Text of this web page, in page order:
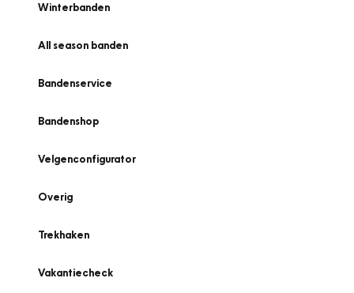
Winterbanden
All season banden
Bandenservice
Bandenshop
Velgenconfigurator
Overig
Trekhaken
Vakantiecheck